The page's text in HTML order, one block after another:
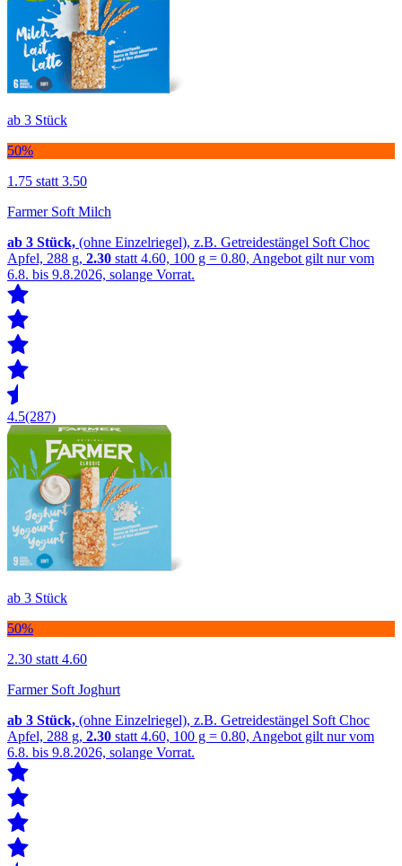
ab 3 Stück
50%
1.75 statt 3.50
Farmer Soft Milch
ab 3 Stück, (ohne Einzelriegel), z.B. Getreidestängel Soft Choc
Apfel, 288 g, 2.30 statt 4.60, 100 g = 0.80, Angebot gilt nur vom
6.8. bis 9.8.2026, solange Vorrat.
4.5(287)
ab 3 Stück
50%
2.30 statt 4.60
Farmer Soft Joghurt
ab 3 Stück, (ohne Einzelriegel), z.B. Getreidestängel Soft Choc
Apfel, 288 g, 2.30 statt 4.60, 100 g = 0.80, Angebot gilt nur vom
6.8. bis 9.8.2026, solange Vorrat.